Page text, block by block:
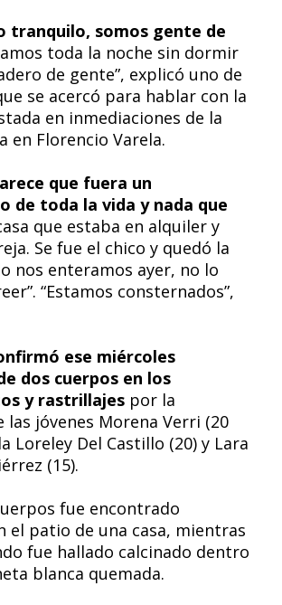
tranquilo, somos gente de
toda la noche sin dormir
de gente”, explicó uno de
se acercó para hablar con la
en inmediaciones de la
en Florencio Varela.
que fuera un
de toda la vida y nada que
que estaba en alquiler y
Se fue el chico y quedó la
nos enteramos ayer, no lo
“Estamos consternados”,
ese miércoles
dos cuerpos en los
y rastrillajes por la
las jóvenes Morena Verri (20
Loreley Del Castillo (20) y Lara
(15).
fue encontrado
el patio de una casa, mientras
fue hallado calcinado dentro
blanca quemada.